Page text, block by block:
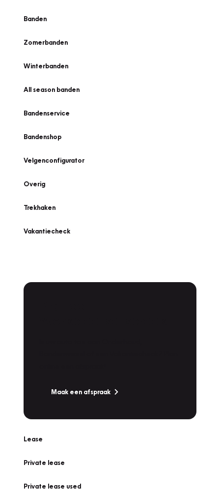
Banden
Zomerbanden
Winterbanden
All season banden
Bandenservice
Bandenshop
Velgenconfigurator
Overig
Trekhaken
Vakantiecheck
Maak een afspraak
Lease
Private lease
Private lease used